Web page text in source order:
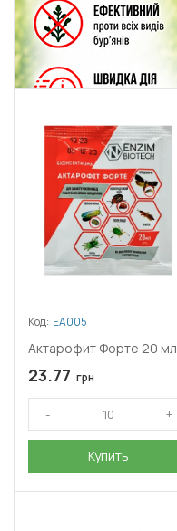
Код: ЕА005
Актарофит Форте 20 мл
23.77 грн
Купить